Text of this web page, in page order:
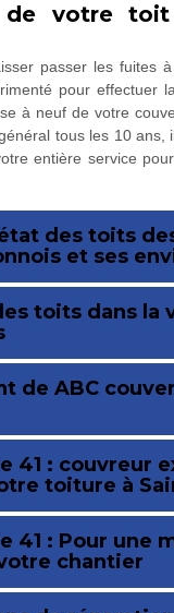
de votre
passer les fuites
pour effectuer
à neuf de votre
tous les 10
entière service
des toits
et ses
toits dans la
de ABC
41 : couvreur
toiture à
41 : Pour une
chantier